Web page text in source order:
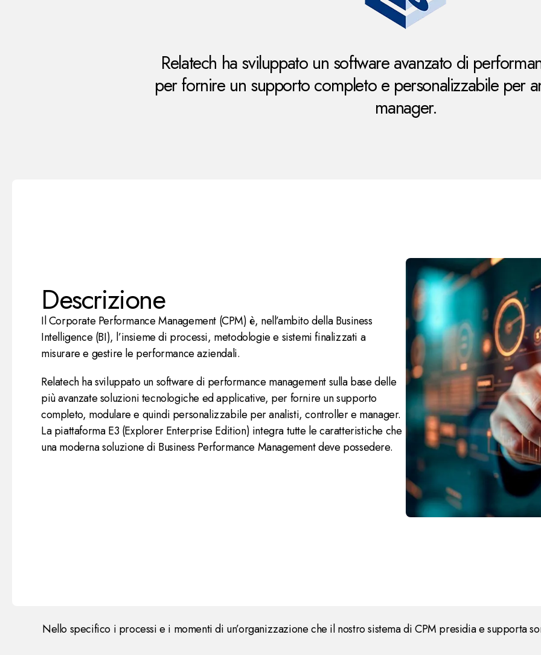
Relatech ha sviluppato un software avanzato di
per fornire un supporto completo e personalizzabile per
manager.
Descrizione
Il Corporate Performance Management (CPM) è, nell’ambito della Business
Intelligence (BI), l’insieme di processi, metodologie e sistemi finalizzati a
misurare e gestire le performance aziendali.
Relatech ha sviluppato un software di performance management sulla base delle
più avanzate soluzioni tecnologiche ed applicative, per fornire un supporto
completo, modulare e quindi personalizzabile per analisti, controller e manager.
La piattaforma E3 (Explorer Enterprise Edition) integra tutte le caratteristiche che
una moderna soluzione di Business Performance Management deve possedere.
Nello specifico i processi e i momenti di un’organizzazione che il nostro sistema di CPM presidia e supporta